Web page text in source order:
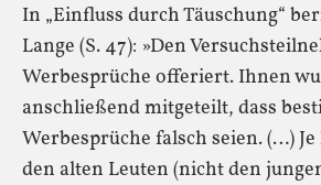
In „Einfluss durch Täuschung“
Lange (S. 47): »Den
Werbesprüche offeriert. Ihnen
anschließend mitgeteilt, dass
Werbesprüche falsch seien. (…)
den alten Leuten (nicht den